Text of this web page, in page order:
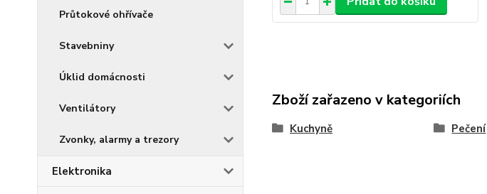
Průtokové ohřívače
Stavebniny
Úklid domácnosti
Ventilátory
Zvonky, alarmy a trezory
Elektronika
Zboží zařazeno v kategoriích
Kuchyně Pečení